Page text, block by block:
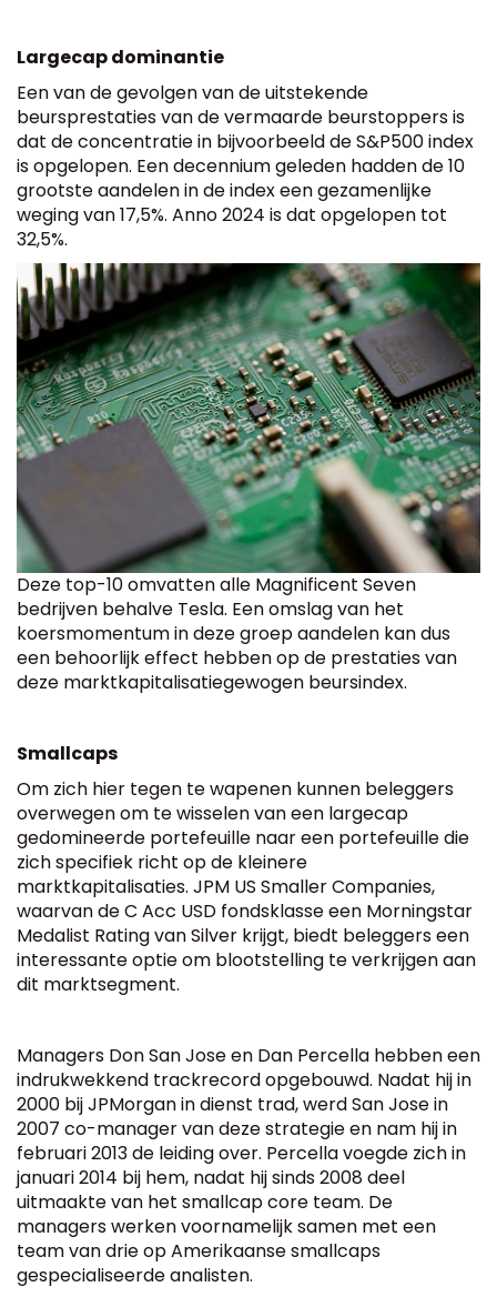
Largecap dominantie
Een van de gevolgen van de uitstekende
beursprestaties van de vermaarde beurstoppers is
dat de concentratie in bijvoorbeeld de S&P500 index
is opgelopen. Een decennium geleden hadden de 10
grootste aandelen in de index een gezamenlijke
weging van 17,5%. Anno 2024 is dat opgelopen tot
32,5%.
Deze top-10 omvatten alle Magnificent Seven
bedrijven behalve Tesla. Een omslag van het
koersmomentum in deze groep aandelen kan dus
een behoorlijk effect hebben op de prestaties van
deze marktkapitalisatiegewogen beursindex.
Smallcaps
Om zich hier tegen te wapenen kunnen beleggers
overwegen om te wisselen van een largecap
gedomineerde portefeuille naar een portefeuille die
zich specifiek richt op de kleinere
marktkapitalisaties. JPM US Smaller Companies,
waarvan de C Acc USD fondsklasse een Morningstar
Medalist Rating van Silver krijgt, biedt beleggers een
interessante optie om blootstelling te verkrijgen aan
dit marktsegment.
Managers Don San Jose en Dan Percella hebben een
indrukwekkend trackrecord opgebouwd. Nadat hij in
2000 bij JPMorgan in dienst trad, werd San Jose in
2007 co-manager van deze strategie en nam hij in
februari 2013 de leiding over. Percella voegde zich in
januari 2014 bij hem, nadat hij sinds 2008 deel
uitmaakte van het smallcap core team. De
managers werken voornamelijk samen met een
team van drie op Amerikaanse smallcaps
gespecialiseerde analisten.